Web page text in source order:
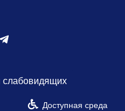
Доступная среда